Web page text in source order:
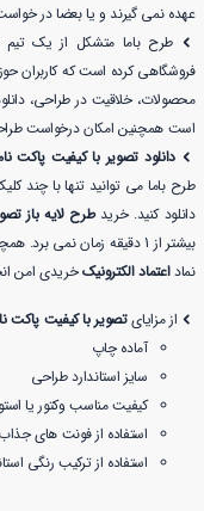
عهده نمی گیرند و یا بعضا در
طرح باما متشکل از یک
فروشگاهی کرده است که کاربران
محصولات، خلاقیت در طراحی،
است همچنین امکان درخواست
دانلود تصویر با کیفیت پاکت
طرح باما می توانید تنها با چند
دانلود کنید. خریدطرح لایه باز
بیشتر از 1 دقیقه زمان نمی
نماداعتماد الکترونیکخریدی امن
از مزایایتصویر با کیفیت پاکت
آماده چاپ
سایز استاندارد طراحی
کیفیت مناسب وکتور یا
استفاده از فونت های جذاب
استفاده از ترکیب رنگی